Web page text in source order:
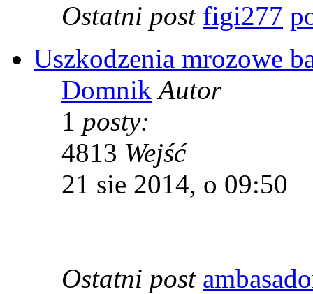
Ostatni post figi277
Uszkodzenia mrozowe
Domnik Autor
1 posty:
4813 Wejść
21 sie 2014, o 09:50
Ostatni post